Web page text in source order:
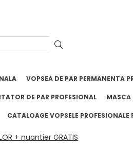
VOPSEA DE PAR PERMANENTA
DE PAR PROFESIONAL MASCA
CATALOAGE VOPSELE PROFESIONALE
+ nuantier GRATIS